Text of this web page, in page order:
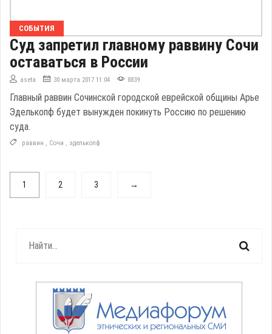
СОБЫТИЯ
Суд запретил главному раввину Сочи
оставаться в России
aseta 30 марта 2017 11:04 8839
Главный раввин Сочинской городской еврейской общины Арье
Эделькопф будет вынужден покинуть Россию по решению
суда.
раввин , Сочи , эделькопф
1 2 3 →